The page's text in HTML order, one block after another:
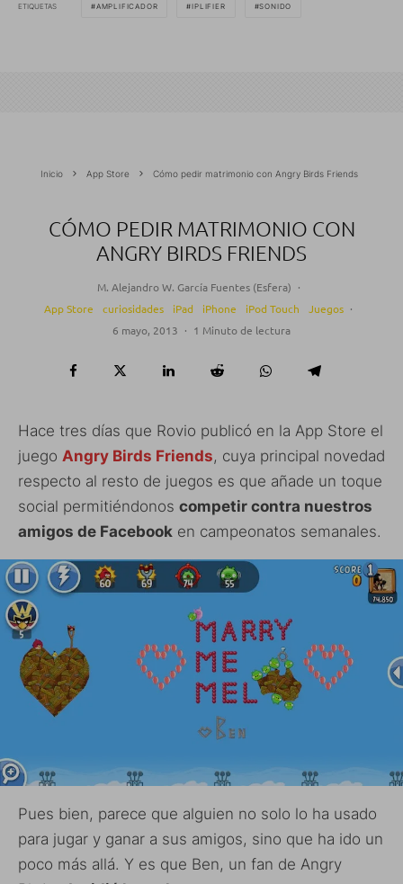
ETIQUETAS AMPLIFICADOR IPLIFIER SONIDO
Inicio App Store Cómo pedir matrimonio con Angry Birds Friends
CÓMO PEDIR MATRIMONIO CON
ANGRY BIRDS FRIENDS
M. Alejandro W. García Fuentes (Esfera) ·
App Store
curiosidades iPad iPhone iPod Touch Juegos ·
6 mayo, 2013 · 1 Minuto de lectura
Hace tres días que Rovio publicó en la App Store el
juego Angry Birds Friends, cuya principal novedad
respecto al resto de juegos es que añade un toque
social permitiéndonos competir contra nuestros
amigos de Facebook en campeonatos semanales.
Pues bien, parece que alguien no solo lo ha usado
para jugar y ganar a sus amigos, sino que ha ido un
poco más allá. Y es que Ben, un fan de Angry